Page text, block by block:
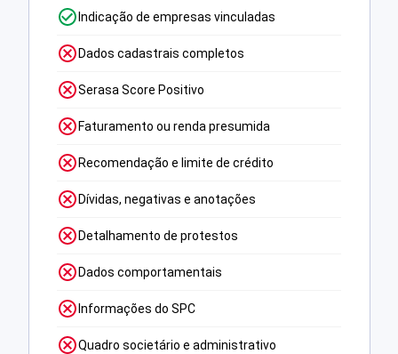
Indicação de empresas vinculadas
Dados cadastrais completos
Serasa Score Positivo
Faturamento ou renda presumida
Recomendação e limite de crédito
Dívidas, negativas e anotações
Detalhamento de protestos
Dados comportamentais
Informações do SPC
Quadro societário e administrativo